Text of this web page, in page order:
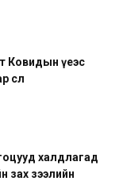
Ковидын үеэс
халдлагад
зах зээлийн